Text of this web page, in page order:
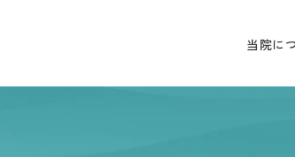
当院に